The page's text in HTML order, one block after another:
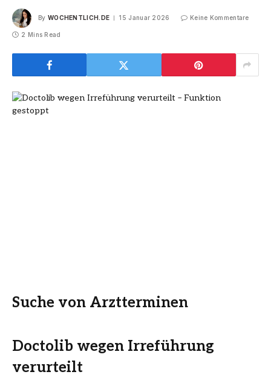
By WOCHENTLICH.DE 15 Januar 2026 Keine Kommentare
2 Mins Read
Suche von Arztterminen
Doctolib wegen Irreführung
verurteilt